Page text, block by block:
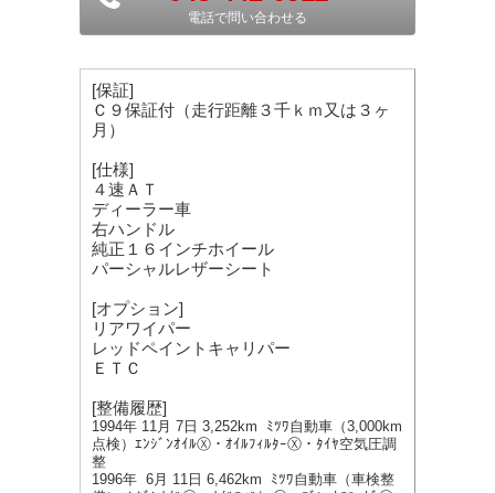
電話で問い合わせる
[保証]
Ｃ９保証付（走行距離３千ｋｍ又は３ヶ
月）
[仕様]
４速ＡＴ
ディーラー車
右ハンドル
純正１６インチホイール
パーシャルレザーシート
[オプション]
リアワイパー
レッドペイントキャリパー
ＥＴＣ
[整備履歴]
1994年 11月 7 日 3,252km ﾐﾂﾜ自動車（3,000km
点検）ｴﾝｼﾞﾝｵｲﾙⓍ・ｵｲﾙﾌｨﾙﾀｰⓍ・ﾀｲﾔ空気圧調
整
1996年 6月 11 日 6,462km ﾐﾂﾜ自動車（車検整